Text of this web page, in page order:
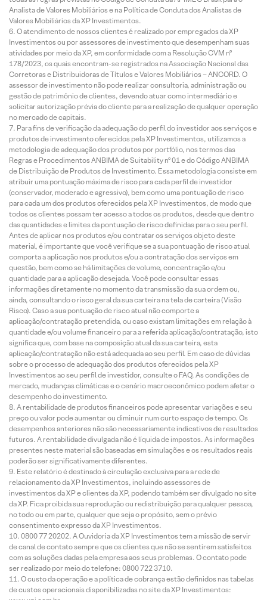
Analista de Valores Mobiliários e na Política de Conduta dos Analistas de
Valores Mobiliários da XP Investimentos.
O atendimento de nossos clientes é realizado por empregados da XP
Investimentos ou por assessores de investimento que desempenham suas
atividades por meio da XP, em conformidade com a Resolução CVM nº
178/2023, os quais encontram-se registrados na Associação Nacional das
Corretoras e Distribuidoras de Títulos e Valores Mobiliários – ANCORD. O
assessor de investimento não pode realizar consultoria, administração ou
gestão de patrimônio de clientes, devendo atuar como intermediário e
solicitar autorização prévia do cliente para a realização de qualquer operação
no mercado de capitais.
Para fins de verificação da adequação do perfil do investidor aos serviços e
produtos de investimento oferecidos pela XP Investimentos, utilizamos a
metodologia de adequação dos produtos por portfólio, nos termos das
Regras e Procedimentos ANBIMA de Suitability nº 01 e do Código ANBIMA
de Distribuição de Produtos de Investimento. Essa metodologia consiste em
atribuir uma pontuação máxima de risco para cada perfil de investidor
(conservador, moderado e agressivo), bem como uma pontuação de risco
para cada um dos produtos oferecidos pela XP Investimentos, de modo que
todos os clientes possam ter acesso a todos os produtos, desde que dentro
das quantidades e limites da pontuação de risco definidas para o seu perfil.
Antes de aplicar nos produtos e/ou contratar os serviços objeto deste
material, é importante que você verifique se a sua pontuação de risco atual
comporta a aplicação nos produtos e/ou a contratação dos serviços em
questão, bem como se há limitações de volume, concentração e/ou
quantidade para a aplicação desejada. Você pode consultar essas
informações diretamente no momento da transmissão da sua ordem ou,
ainda, consultando o risco geral da sua carteira na tela de carteira (Visão
Risco). Caso a sua pontuação de risco atual não comporte a
aplicação/contratação pretendida, ou caso existam limitações em relação à
quantidade e/ou volume financeiro para a referida aplicação/contratação, isto
significa que, com base na composição atual da sua carteira, esta
aplicação/contratação não está adequada ao seu perfil. Em caso de dúvidas
sobre o processo de adequação dos produtos oferecidos pela XP
Investimentos ao seu perfil de investidor, consulte o FAQ. As condições de
mercado, mudanças climáticas e o cenário macroeconômico podem afetar o
desempenho do investimento.
A rentabilidade de produtos financeiros pode apresentar variações e seu
preço ou valor pode aumentar ou diminuir num curto espaço de tempo. Os
desempenhos anteriores não são necessariamente indicativos de resultados
futuros. A rentabilidade divulgada não é líquida de impostos. As informações
presentes neste material são baseadas em simulações e os resultados reais
poderão ser significativamente diferentes.
Este relatório é destinado à circulação exclusiva para a rede de
relacionamento da XP Investimentos, incluindo assessores de
investimentos da XP e clientes da XP, podendo também ser divulgado no site
da XP. Fica proibida sua reprodução ou redistribuição para qualquer pessoa,
no todo ou em parte, qualquer que seja o propósito, sem o prévio
consentimento expresso da XP Investimentos.
0800 77 20202. A Ouvidoria da XP Investimentos tem a missão de servir
de canal de contato sempre que os clientes que não se sentirem satisfeitos
com as soluções dadas pela empresa aos seus problemas. O contato pode
ser realizado por meio do telefone: 0800 722 3710.
O custo da operação e a política de cobrança estão definidos nas tabelas
de custos operacionais disponibilizadas no site da XP Investimentos: